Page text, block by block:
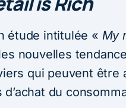
étude intitulée « My
nouvelles
qui peuvent être
d’achat du